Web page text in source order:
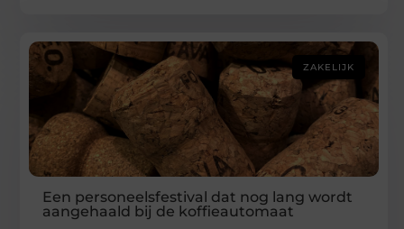
ZAKELIJK
Een personeelsfestival dat nog lang wordt
aangehaald bij de koffieautomaat